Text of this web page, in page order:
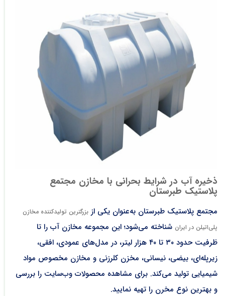
ذخیره آب در شرایط بحرانی با مخازن مجتمع
پلاستیک طبرستان
مجتمع پلاستیک طبرستان به‌عنوان یکی از بزرگترین تولیدکننده مخازن
پلی‌اتیلن در ایران شناخته می‌شود؛ این مجموعه مخازن آب را تا
ظرفیت حدود ۳۰ تا ۴۰ هزار لیتر، در مدل‌های عمودی، افقی،
زیرپله‌ای، بیضی، نیسانی، مخزن کلرزنی و مخازن مخصوص مواد
شیمیایی تولید می‌کند. برای مشاهده محصولات وب‌سایت را بررسی
و بهترین نوع مخرن را تهیه نمایید.